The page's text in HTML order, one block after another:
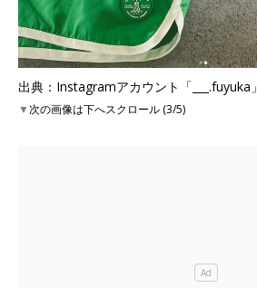
出典：Instagramアカウント「___.fuyuka」
▼次の画像は下へスクロール (3/5)